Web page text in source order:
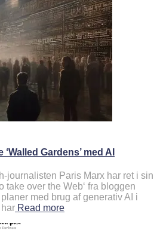
Gardens’ med AI
journalisten Paris Marx har ret i sin
take over the Web‘ fra bloggen
med brug af generativ AI i
Read more